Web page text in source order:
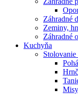
Záhradné
Zeminy,
Záhradné
Kuchyňa